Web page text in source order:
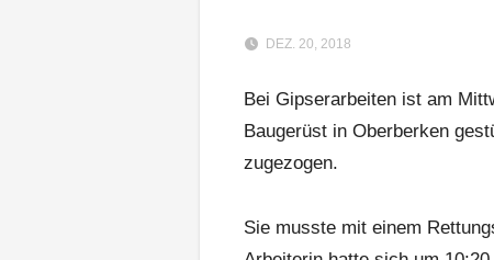
DEZ. 20, 2018
Bei Gipserarbeiten ist am
Baugerüst in Oberberken
zugezogen.
Sie musste mit einem